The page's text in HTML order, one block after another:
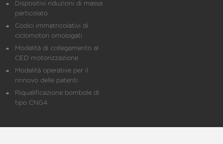
Dispositivi riduzioni di massa
particolato
Codici immatricolativi di
ciclomotori omologati
Modalità di collegamento al
CED motorizzazione
Modalità operative per il
rinnovo delle patenti
Riqualificazione bombole di
tipo CNG4